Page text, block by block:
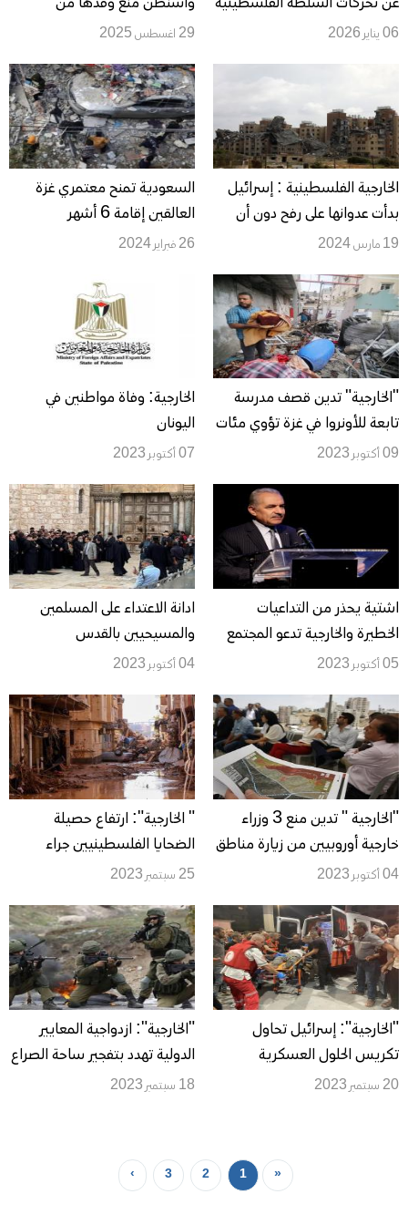
لاستعادة دورها في إدارة معبر
06 يناير 2026
المشاركة في اجتماعات الأمم
29 اغسطس 2025
الخارجية الفلسطينية : إسرائيل
بدأت عدوانها على رفح دون أن
تعلن
19 مارس 2024
السعودية تمنح معتمري غزة
العالقين إقامة 6 أشهر
26 فبراير 2024
"الخارجية" تدين قصف مدرسة
تابعة للأونروا في غزة تؤوي مئات
المدنيين
09 أكتوبر 2023
الخارجية: وفاة مواطنين في
اليونان
07 أكتوبر 2023
اشتية يحذر من التداعيات
الخطيرة والخارجية تدعو المجتمع
الدول للتدخل
05 أكتوبر 2023
ادانة الاعتداء على المسلمين
والمسيحيين بالقدس
04 أكتوبر 2023
"الخارجية " تدين منع 3 وزراء
خارجية أوروبيين من زيارة مناطق
"ج"
04 أكتوبر 2023
" الخارجية": ارتفاع حصيلة
الضحايا الفلسطينيين جراء
الإعصار الذي ضرب ليبيا إلى 64
25 سبتمبر 2023
"الخارجية": إسرائيل تحاول
تكريس الحلول العسكرية
20 سبتمبر 2023
"الخارجية": ازدواجية المعايير
الدولية تهدد بتفجير ساحة الصراع
18 سبتمبر 2023
«
1
2
3
›